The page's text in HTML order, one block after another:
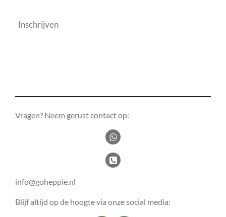
Inschrijven
Vragen? Neem gerust contact op:
info@goheppie.nl
Blijf altijd op de hoogte via onze social media: